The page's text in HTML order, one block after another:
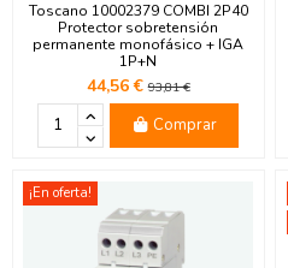
Toscano 10002379 COMBI 2P40
Protector sobretensión
permanente monofásico + IGA
1P+N
44,56 €93,81 €
Comprar
¡En oferta!